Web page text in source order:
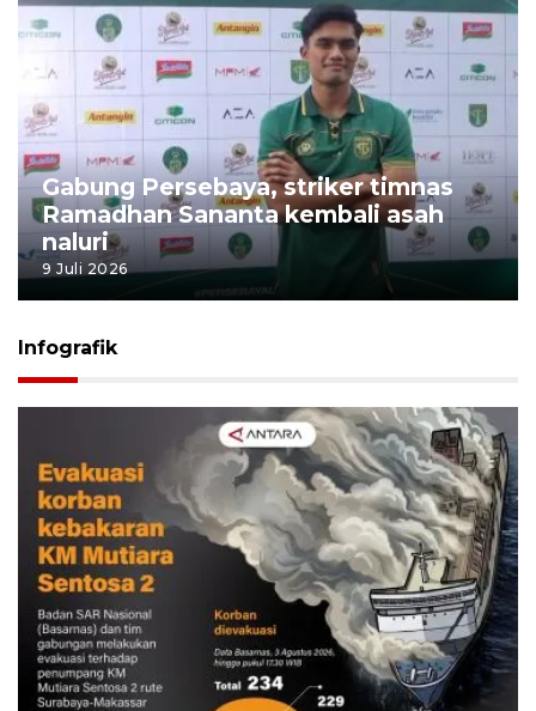
Gabung Persebaya, striker timnas
Ramadhan Sananta kembali asah
naluri
9 Juli 2026
Infografik